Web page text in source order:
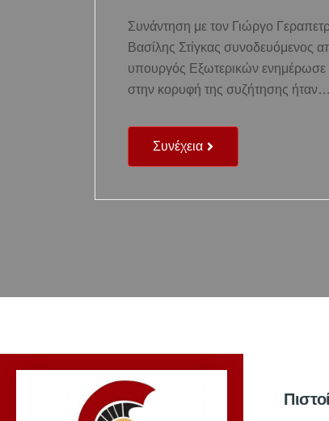
Συνάντηση με τον Γιώργο
Βασίλης Στίγκας συνοδευόμενος
υπουργός Εξωτερικών ενημέρωσε
στην κορυφή της συζήτησης ήταν…
Συνέχεια